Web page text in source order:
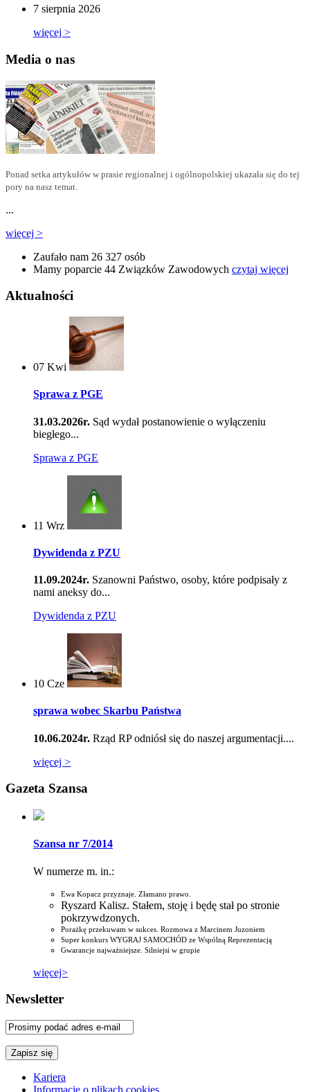
7 sierpnia 2026
więcej >
Media o nas
Ponad setka artykułów w prasie regionalnej i ogólnopolskiej ukazała się do tej
pory na nasz temat.
...
więcej >
Zaufało nam 26 327 osób
Mamy poparcie 44 Związków Zawodowych czytaj więcej
Aktualności
07 Kwi
Sprawa z PGE
31.03.2026r. Sąd wydał postanowienie o wyłączeniu
biegłego...
Sprawa z PGE
11 Wrz
Dywidenda z PZU
11.09.2024r. Szanowni Państwo, osoby, które podpisały z
nami aneksy do...
Dywidenda z PZU
10 Cze
sprawa wobec Skarbu Państwa
10.06.2024r. Rząd RP odniósł się do naszej argumentacji....
więcej >
Gazeta Szansa
Szansa nr 7/2014
W numerze m. in.:
Ewa Kopacz przyznaje. Złamano prawo.
Ryszard Kalisz. Stałem, stoję i będę stał po stronie
pokrzywdzonych.
Porażkę przekuwam w sukces. Rozmowa z Marcinem Juzoniem
Super konkurs WYGRAJ SAMOCHÓD ze Wspólną Reprezentacją
Gwarancje najważniejsze. Silniejsi w grupie
więcej>
Newsletter
Kariera
Informacje o plikach cookies